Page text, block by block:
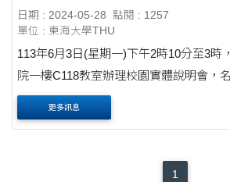
日期 : 2024-05-28
點閱 : 1257
單位 : 東海大學THU
113年6月3日(星期一)下午2時10分至3時
院一樓C118教室辦理校園實體說明會，
名(https://www.surveycake.com/s/
更多訊息
1